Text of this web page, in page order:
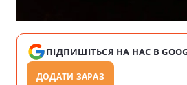
ПІДПИШІТЬСЯ НА НАС В
ДОДАТИ ЗАРАЗ